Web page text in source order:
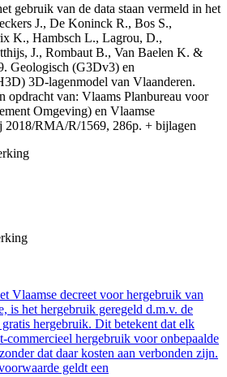
gebruik van de data staan vermeld in het
J., De Koninck R., Bos S.,
K., Hambsch L., Lagrou, D.,
J., Rombaut B., Van Baelen K. &
Geologisch (G3Dv3) en
3D-lagenmodel van Vlaanderen.
opdracht van: Vlaams Planbureau voor
Omgeving) en Vlaamse
2018/RMA/R/1569, 286p. + bijlagen
Vlaamse decreet voor hergebruik van
is het hergebruik geregeld d.m.v. de
hergebruik. Dit betekent dat elk
commercieel hergebruik voor onbepaalde
dat daar kosten aan verbonden zijn.
geldt een